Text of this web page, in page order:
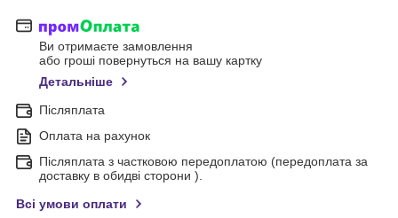
Ви отримаєте замовлення
або гроші повернуться на вашу картку
Детальніше
Післяплата
Оплата на рахунок
Післяплата з частковою передоплатою (передоплата за
доставку в обидві сторони ).
Всі умови оплати